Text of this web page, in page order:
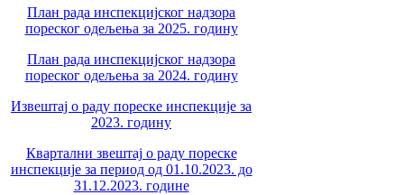
План рада инспекцијског надзора
пореског одељења за 2025. годину
План рада инспекцијског надзора
пореског одељења за 2024. годину
Извештај о раду пореске инспекције за
2023. годину
Квартални звештај о раду пореске
инспекције за период од 01.10.2023. до
31.12.2023. године